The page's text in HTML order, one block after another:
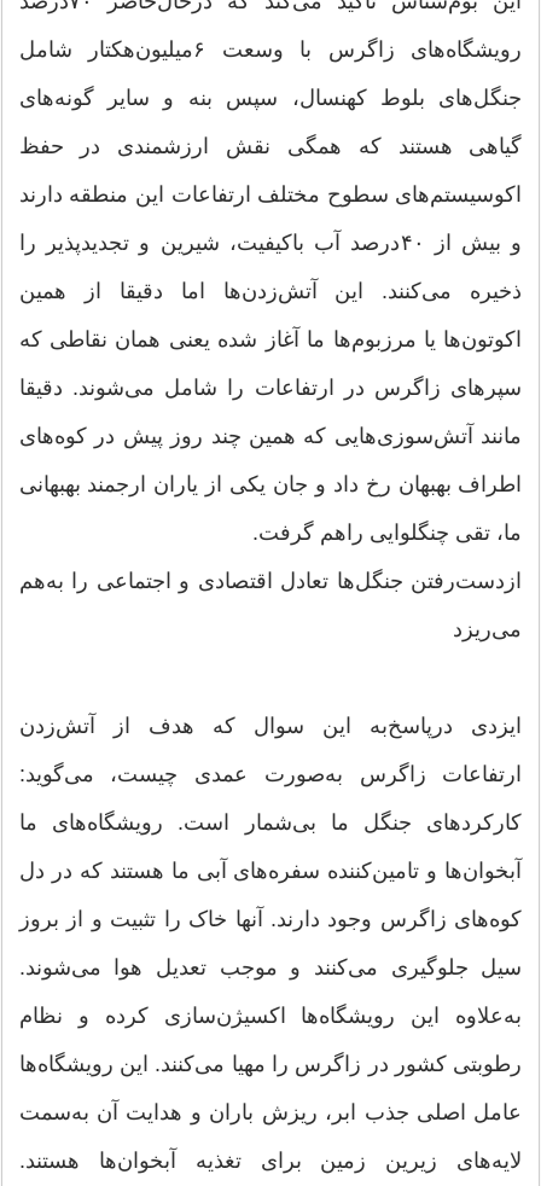
رویشگاه‌های زاگرس با وسعت ۶‌میلیون‌هکتار شامل
جنگل‌های بلوط کهنسال، سپس بنه و سایر گونه‌های
گیاهی هستند که همگی نقش ارزشمندی در حفظ
اکوسیستم‌های سطوح مختلف ارتفاعات این منطقه دارند
و بیش از ۴۰‌درصد آب باکیفیت، شیرین و تجدیدپذیر را
ذخیره می‌کنند. این آتش‌زدن‌ها اما دقیقا از همین
اکوتون‌ها یا مرزبوم‌ها ما آغاز شده یعنی همان نقاطی که
سپرهای زاگرس در ارتفاعات را شامل می‌شوند. دقیقا
مانند آتش‌سوزی‌هایی که همین چند روز پیش در کوه‌های
اطراف بهبهان رخ داد و جان یکی از یاران ارجمند بهبهانی
ما، تقی چنگلوایی راهم گرفت.
ازدست‌رفتن جنگل‌ها تعادل اقتصادی و اجتماعی را به‌هم
می‌ریزد
ایزدی درپاسخ‌به این سوال که هدف از آتش‌زدن
ارتفاعات زاگرس به‌صورت عمدی چیست، می‌گوید:
کارکردهای جنگل ما بی‌شمار است. رویشگاه‌های ما
آبخوان‌ها و تامین‌کننده سفره‌های آبی ما هستند که در دل
کوه‌های زاگرس وجود دارند. آنها خاک را تثبیت و از بروز
سیل جلوگیری می‌کنند و موجب تعدیل هوا می‌شوند.
به‌علاوه این رویشگاه‌ها اکسیژن‌سازی کرده و نظام
رطوبتی کشور در زاگرس را مهیا می‌کنند. این رویشگاه‌ها
عامل اصلی جذب ابر، ریزش باران و هدایت آن به‌سمت
لایه‌های زیرین زمین برای تغذیه آبخوان‌ها هستند.